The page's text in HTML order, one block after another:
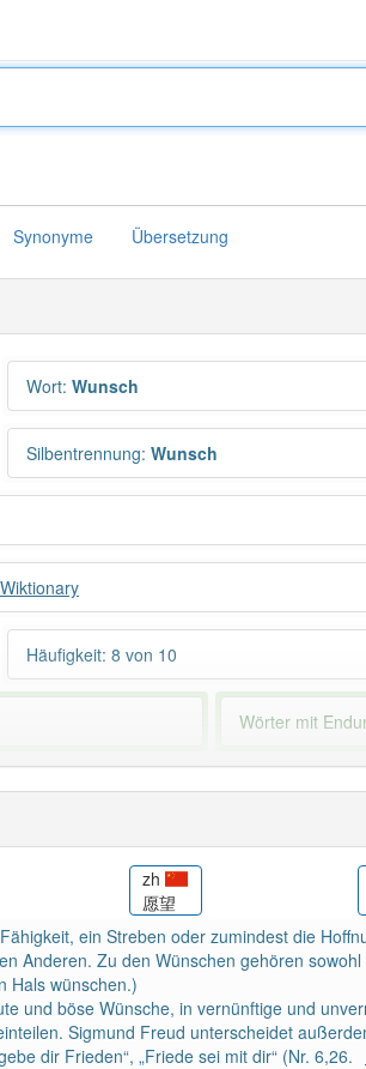
Synonyme Übersetzung
Wort: Wunsch
Silbentrennung: Wunsch
Häufigkeit: 8 von 10
Wörter mit
erraten.
zh
愿望
ein Streben oder zumindest die
Anderen. Zu den Wünschen gehören
Hals wünschen.)
und böse Wünsche, in vernünftige und
Sigmund Freud unterscheidet
dir Frieden“, „Friede sei mit dir“ (Nr. 6,26.